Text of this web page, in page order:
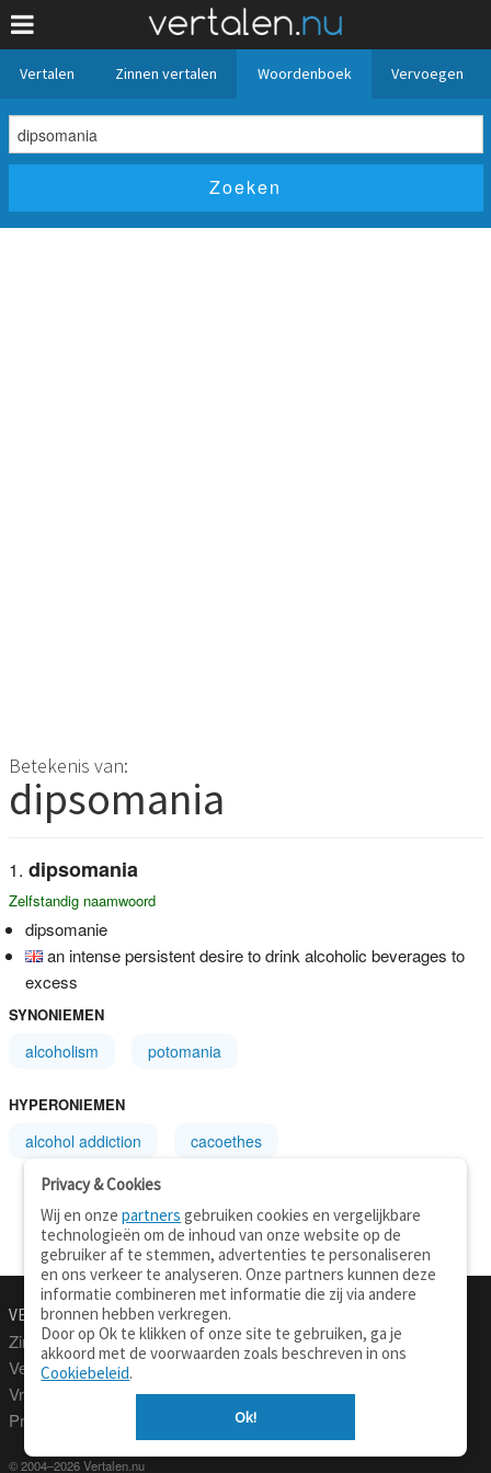
Vertalen Zinnen vertalen Woordenboek Vervoegen
Betekenis van:
dipsomania
dipsomania
Zelfstandig naamwoord
dipsomanie
an intense persistent desire to drink alcoholic beverages to
excess
SYNONIEMEN
alcoholism potomania
HYPERONIEMEN
alcohol addiction cacoethes
VERTALEN.NU
Zinnen vertalen
Verklarend woordenboek
Vraagbaak
Professionele vertaling
© 2004–2026 Vertalen.nu
Over deze site
Privacy
Privacy & Cookies
Wij en onzepartners gebruiken cookies en vergelijkbare
technologieën om de inhoud van onze website op de
gebruiker af te stemmen, advertenties te personaliseren
en ons verkeer te analyseren. Onze partners kunnen deze
informatie combineren met informatie die zij via andere
bronnen hebben verkregen.
Door op Ok te klikken of onze site te gebruiken, ga je
akkoord met de voorwaarden zoals beschreven in ons
Cookiebeleid.
Ok!